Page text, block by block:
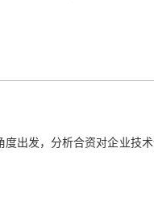
出发，分析合资对企业技